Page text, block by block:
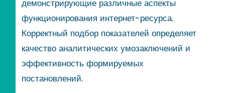
демонстрирующие различные аспекты
функционирования интернет-ресурса.
Корректный подбор показателей определяет
качество аналитических умозаключений и
эффективность формируемых
постановлений.